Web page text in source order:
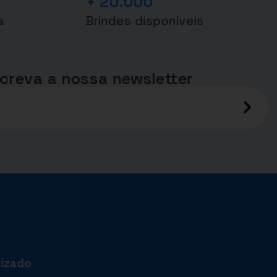
Brindes disponíveis
a nossa newsletter